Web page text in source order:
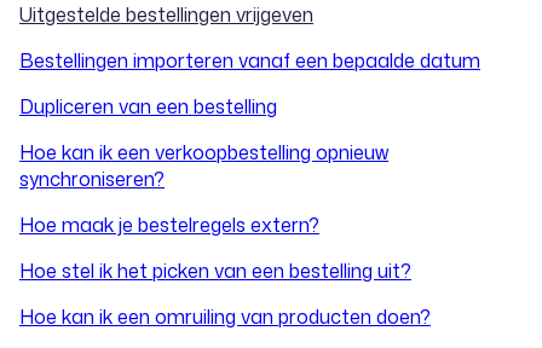
Uitgestelde bestellingen vrijgeven
Bestellingen importeren vanaf een bepaalde datum
Dupliceren van een bestelling
Hoe kan ik een verkoopbestelling opnieuw
synchroniseren?
Hoe maak je bestelregels extern?
Hoe stel ik het picken van een bestelling uit?
Hoe kan ik een omruiling van producten doen?